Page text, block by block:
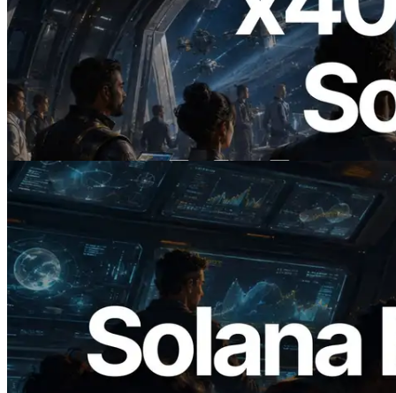
2026.07.04
ERPC startet x402-fähige Solana RPC —
Der Beginn einer Ära, in der KI-Agenten
APIs bei Bedarf bezahlen
Lesen Sie diesen Artikel
2026.05.24